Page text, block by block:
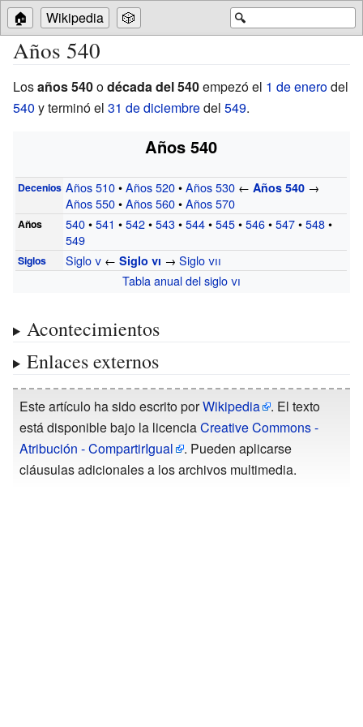
🔍
🏠 Wikipedia 🎲
Años 540
Losaños 540odécada del 540empezó el 1 de enerodel
540 y terminó el 31 de diciembredel 549.
Años 540
Decenios Años 510•Años 520•Años 530 ←Años 540 →
Años 550•Años 560•Años 570
Años 540•541 •542•543•544•545•546•547•548•
549
Siglos Siglov ←Siglo vi →Siglovii
Tabla anual del siglo vi
Acontecimientos
Enlaces externos
Este artículo ha sido escrito porWikipedia
. El texto
está disponible bajo la licenciaCreative Commons -
Atribución - CompartirIgual
. Pueden aplicarse
cláusulas adicionales a los archivos multimedia.